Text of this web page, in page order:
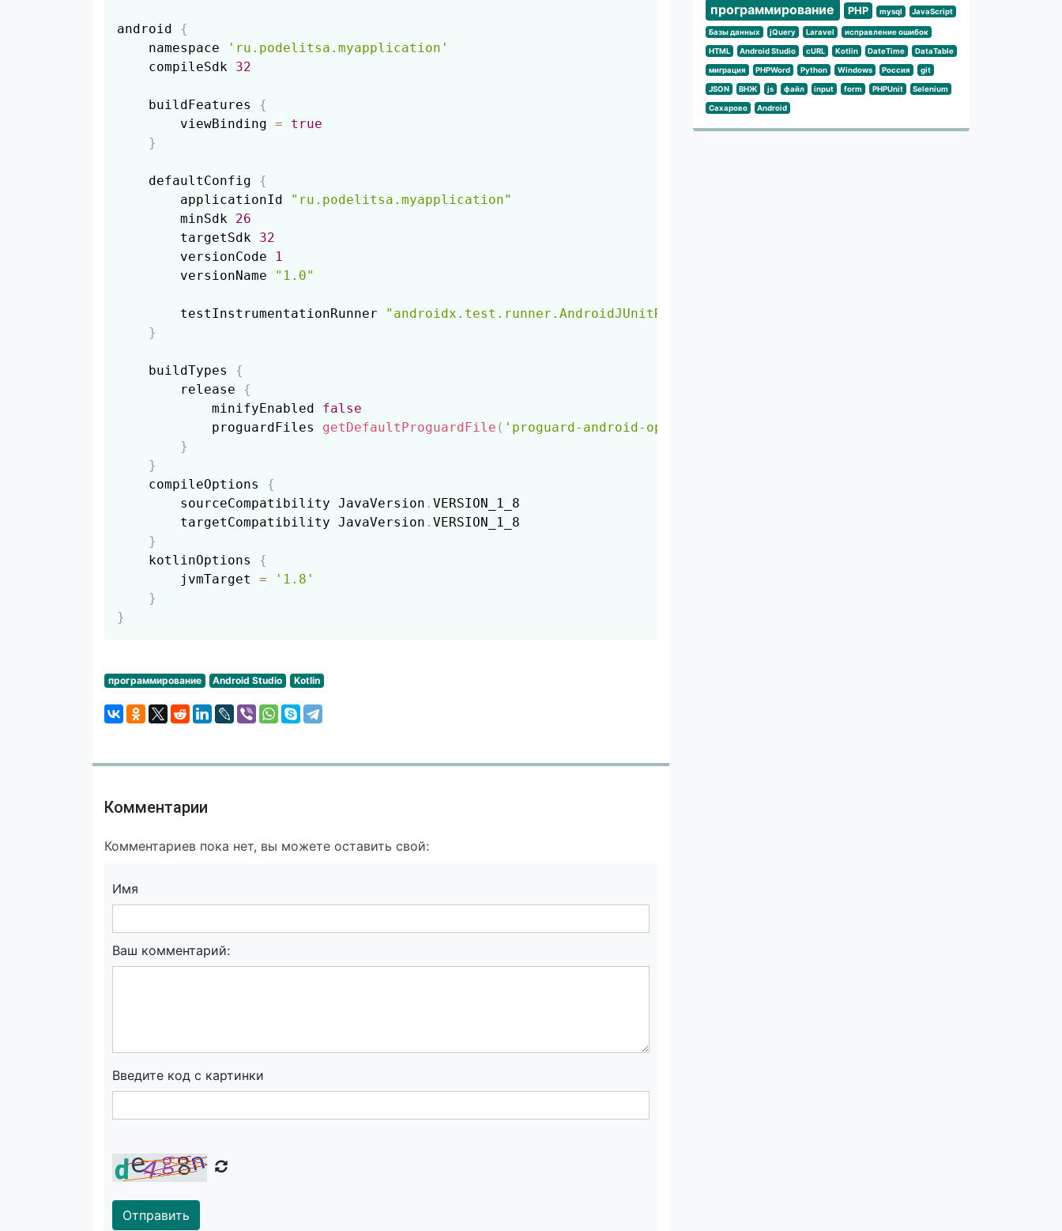
android {
    namespace
'ru.podelitsa.myapplication'
    compileSdk
32
    buildFeatures
{
        viewBinding
=
true
}
    defaultConfig
{
        applicationId
"ru.podelitsa.myapplication"
        minSdk
26
        targetSdk
32
        versionCode
1
        versionName
"1.0"
        testInstrumentationRunner
"androidx.test.runner.AndroidJUnitRunner"
}
    buildTypes
{
        release
{
            minifyEnabled
false
            proguardFiles
getDefaultProguardFile ( 'proguard-android-optimize.txt'
}
}
    compileOptions
{
        sourceCompatibility JavaVersion
. VERSION_1_8
        targetCompatibility JavaVersion
. VERSION_1_8
}
    kotlinOptions
{
        jvmTarget
=
'1.8'
}
}
программирование Android Studio Kotlin
Комментарии
Комментариев пока нет, вы можете оставить свой:
Имя
Ваш комментарий:
Введите код с картинки
Отправить
программирование PHP mysql JavaScript
Базы данных jQuery Laravel исправление ошибок
HTML Android Studio cURL Kotlin DateTime DataTable
миграция PHPWord Python Windows Россия git
JSON ВНЖ js файл input form PHPUnit Selenium
Сахарово Android